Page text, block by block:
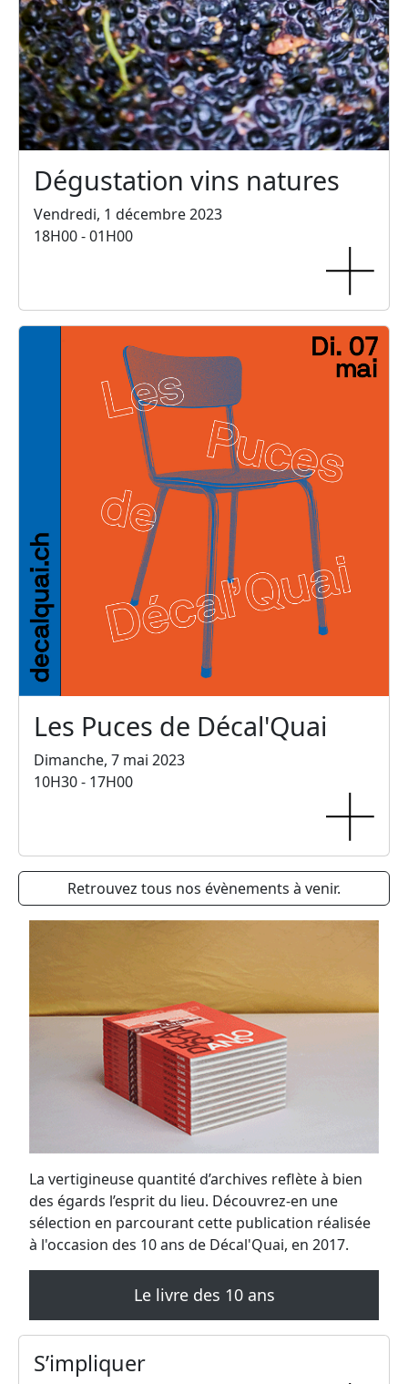
La vertigineuse quantité d’archives reflète à bien
des égards l’esprit du lieu. Découvrez-en une
sélection en parcourant cette publication réalisée
à l'occasion des 10 ans de Décal'Quai, en 2017.
Le livre des 10 ans
Dégustation vins natures
Vendredi, 1 décembre 2023
18H00 - 01H00
Les Puces de Décal'Quai
Dimanche, 7 mai 2023
10H30 - 17H00
Retrouvez tous nos évènements à venir.
S’impliquer